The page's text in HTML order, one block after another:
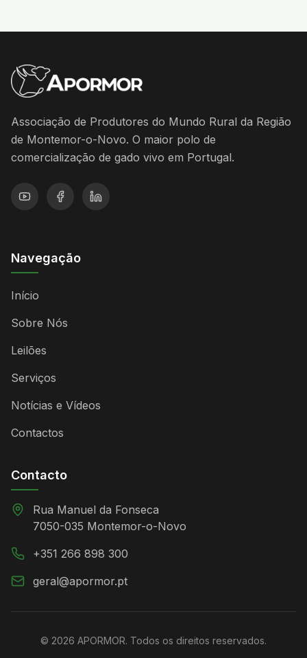
Associação de Produtores do Mundo Rural da Região
de Montemor-o-Novo. O maior polo de
comercialização de gado vivo em Portugal.
Navegação
Início
Sobre Nós
Leilões
Serviços
Notícias e Vídeos
Contactos
Contacto
Rua Manuel da Fonseca
7050-035 Montemor-o-Novo
+351 266 898 300
geral@apormor.pt
© 2026 APORMOR. Todos os direitos reservados.